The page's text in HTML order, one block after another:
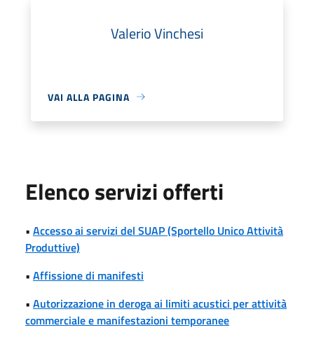
Valerio Vinchesi
VAI ALLA PAGINA
Elenco servizi offerti
• Accesso ai servizi del SUAP (Sportello Unico Attività
Produttive)
• Affissione di manifesti
• Autorizzazione in deroga ai limiti acustici per attività
commerciale e manifestazioni temporanee